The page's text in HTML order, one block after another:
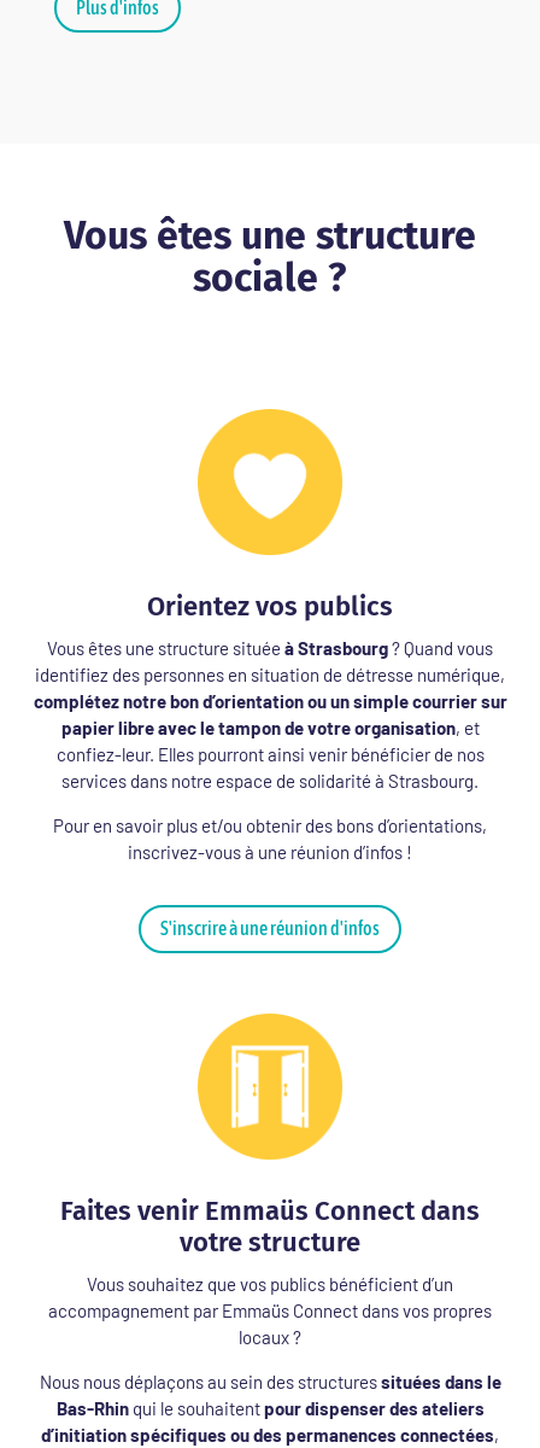
Plus d'infos
Vous êtes une structure
sociale ?
Orientez vos publics
Vous êtes une structure située à Strasbourg? Quand vous
identifiez des personnes en situation de détresse numérique,
complétez notre bon d’orientation ou un simple courrier sur
papier libre avec le tampon de votre organisation, et
confiez-leur. Elles pourront ainsi venir bénéficier de nos
services dans notre espace de solidarité à Strasbourg.
Pour en savoir plus et/ou obtenir des bons d’orientations,
inscrivez-vous à une réunion d’infos !
S'inscrire à une réunion d'infos
Faites venir Emmaüs Connect dans
votre structure
Vous souhaitez que vos publics bénéficient d’un
accompagnement par Emmaüs Connect dans vos propres
locaux ?
Nous nous déplaçons au sein des structuressituées dans le
Bas-Rhinqui le souhaitentpour dispenser des ateliers
d’initiation spécifiques ou des permanences connectées,